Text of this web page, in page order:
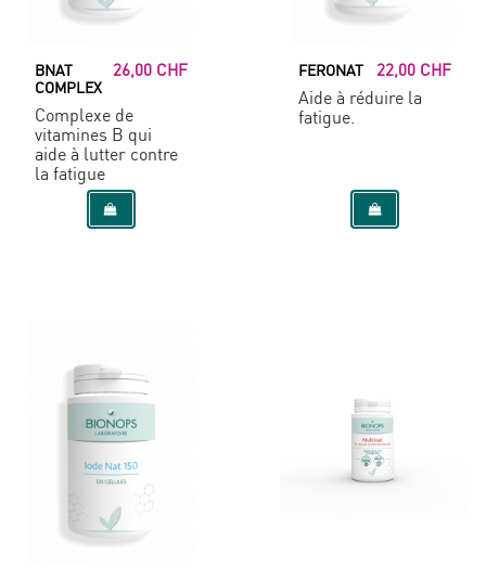
BNAT
COMPLEX
26,00 CHF
Complexe de
vitamines B qui
aide à lutter contre
la fatigue
FERONAT
22,00 CHF
Aide à réduire la
fatigue.